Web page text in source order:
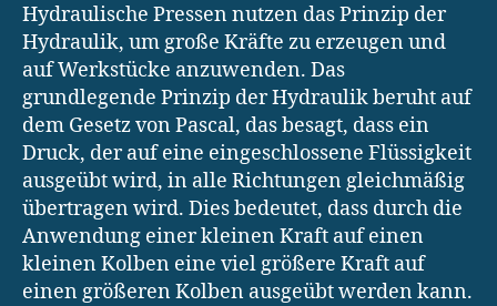
Hydraulische Pressen nutzen das Prinzip der
Hydraulik, um große Kräfte zu erzeugen und
auf Werkstücke anzuwenden. Das
grundlegende Prinzip der Hydraulik beruht auf
dem Gesetz von Pascal, das besagt, dass ein
Druck, der auf eine eingeschlossene Flüssigkeit
ausgeübt wird, in alle Richtungen gleichmäßig
übertragen wird. Dies bedeutet, dass durch die
Anwendung einer kleinen Kraft auf einen
kleinen Kolben eine viel größere Kraft auf
einen größeren Kolben ausgeübt werden kann.